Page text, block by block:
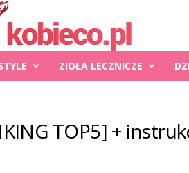
ZIOŁA LECZNICZE
TOP5] +